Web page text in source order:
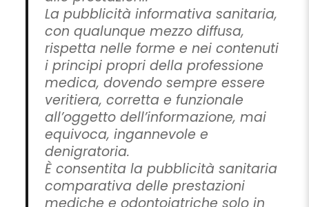
La pubblicità informativa sanitaria,
con qualunque mezzo diffusa,
rispetta nelle forme e nei contenuti
i principi propri della professione
medica, dovendo sempre essere
veritiera, corretta e funzionale
all’oggetto dell’informazione, mai
equivoca, ingannevole e
denigratoria.
È consentita la pubblicità sanitaria
comparativa delle prestazioni
mediche e odontoiatriche solo in